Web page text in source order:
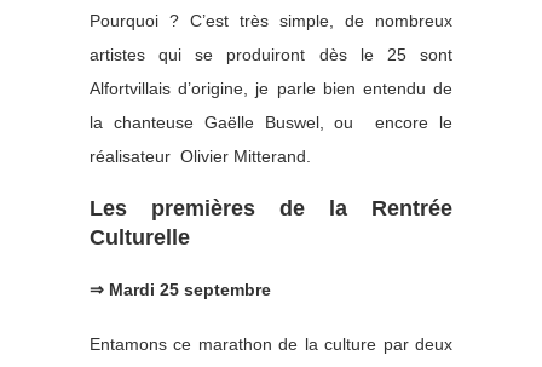
Pourquoi ? C’est très simple, de nombreux
artistes qui se produiront dès le 25 sont
Alfortvillais d’origine, je parle bien entendu de
la chanteuse Gaëlle Buswel, ou encore le
réalisateur Olivier Mitterand.
Les premières de la Rentrée
Culturelle
⇒ Mardi 25 septembre
Entamons ce marathon de la culture par deux